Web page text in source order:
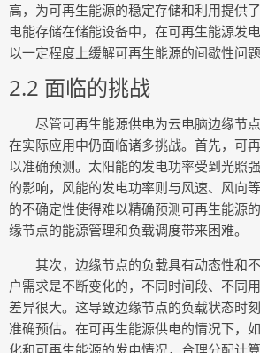
高，为可再生能源的稳定存储和利用提供
电能存储在储能设备中，在可再生能源发
以一定程度上缓解可再生能源的间歇性问题
2.2 面临的挑战
尽管可再生能源供电为云电脑边缘节
在实际应用中仍面临诸多挑战。首先，可
以准确预测。太阳能的发电功率受到光照
的影响，风能的发电功率则与风速、风向
的不确定性使得难以精确预测可再生能源
缘节点的能源管理和负载调度带来困难。
其次，边缘节点的负载具有动态性和
户需求是不断变化的，不同时间段、不同
差异很大。这导致边缘节点的负载状态时
准确预估。在可再生能源供电的情况下，
化和可再生能源的发电情况，合理分配计